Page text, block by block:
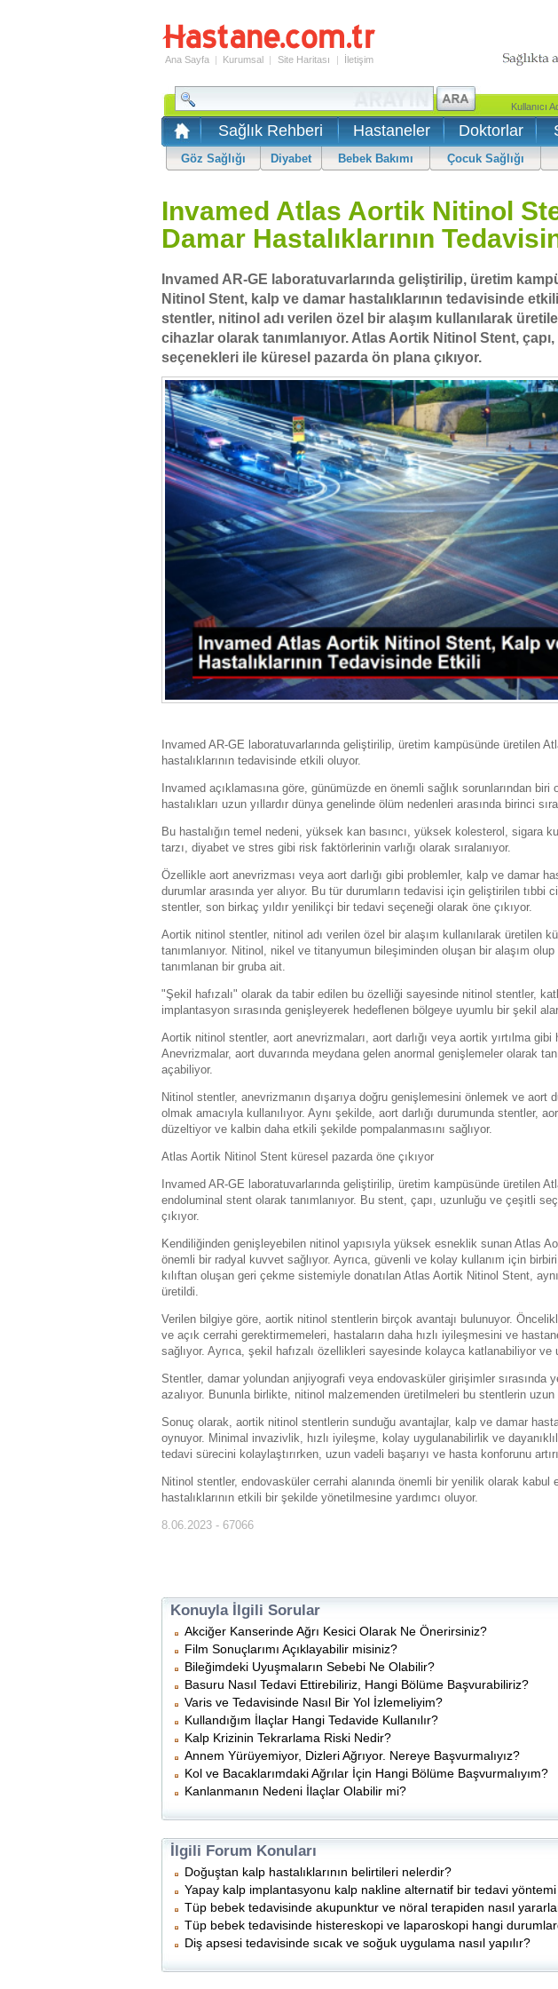
Ana Sayfa | Kurumsal | Site Haritası | İletişim
Sağlık Rehberi Hastaneler Doktorlar
Göz Sağlığı Diyabet Bebek Bakımı Çocuk Sağlığı
Invamed Atlas Aortik Nitinol
Damar Hastalıklarının
Invamed AR-GE laboratuvarlarında geliştirilip, üretim
Nitinol Stent, kalp ve damar hastalıklarının tedavisinde
stentler, nitinol adı verilen özel bir alaşım kullanılarak
cihazlar olarak tanımlanıyor. Atlas Aortik Nitinol Stent,
seçenekleri ile küresel pazarda ön plana çıkıyor.
Invamed AR-GE laboratuvarlarında geliştirilip, üretim kampüsünde üretilen
hastalıklarının tedavisinde etkili oluyor.
Invamed açıklamasına göre, günümüzde en önemli sağlık sorunlarından
hastalıkları uzun yıllardır dünya genelinde ölüm nedenleri arasında birinci
Bu hastalığın temel nedeni, yüksek kan basıncı, yüksek kolesterol, sigara
tarzı, diyabet ve stres gibi risk faktörlerinin varlığı olarak sıralanıyor.
Özellikle aort anevrizması veya aort darlığı gibi problemler, kalp ve damar
durumlar arasında yer alıyor. Bu tür durumların tedavisi için geliştirilen tıbbi
stentler, son birkaç yıldır yenilikçi bir tedavi seçeneği olarak öne çıkıyor.
Aortik nitinol stentler, nitinol adı verilen özel bir alaşım kullanılarak üretilen
tanımlanıyor. Nitinol, nikel ve titanyumun bileşiminden oluşan bir alaşım
tanımlanan bir gruba ait.
"Şekil hafızalı" olarak da tabir edilen bu özelliği sayesinde nitinol stentler,
implantasyon sırasında genişleyerek hedeflenen bölgeye uyumlu bir şekil
Aortik nitinol stentler, aort anevrizmaları, aort darlığı veya aortik yırtılma gibi
Anevrizmalar, aort duvarında meydana gelen anormal genişlemeler olarak
açabiliyor.
Nitinol stentler, anevrizmanın dışarıya doğru genişlemesini önlemek ve aort
olmak amacıyla kullanılıyor. Aynı şekilde, aort darlığı durumunda stentler,
düzeltiyor ve kalbin daha etkili şekilde pompalanmasını sağlıyor.
Atlas Aortik Nitinol Stent küresel pazarda öne çıkıyor
Invamed AR-GE laboratuvarlarında geliştirilip, üretim kampüsünde üretilen
endoluminal stent olarak tanımlanıyor. Bu stent, çapı, uzunluğu ve çeşitli
çıkıyor.
Kendiliğinden genişleyebilen nitinol yapısıyla yüksek esneklik sunan Atlas
önemli bir radyal kuvvet sağlıyor. Ayrıca, güvenli ve kolay kullanım için
kılıftan oluşan geri çekme sistemiyle donatılan Atlas Aortik Nitinol Stent,
üretildi.
Verilen bilgiye göre, aortik nitinol stentlerin birçok avantajı bulunuyor.
ve açık cerrahi gerektirmemeleri, hastaların daha hızlı iyileşmesini ve
sağlıyor. Ayrıca, şekil hafızalı özellikleri sayesinde kolayca katlanabiliyor
Stentler, damar yolundan anjiyografi veya endovasküler girişimler sırasında
azalıyor. Bununla birlikte, nitinol malzemenden üretilmeleri bu stentlerin uzun
Sonuç olarak, aortik nitinol stentlerin sunduğu avantajlar, kalp ve damar
oynuyor. Minimal invazivlik, hızlı iyileşme, kolay uygulanabilirlik ve
tedavi sürecini kolaylaştırırken, uzun vadeli başarıyı ve hasta konforunu
Nitinol stentler, endovasküler cerrahi alanında önemli bir yenilik olarak kabul
hastalıklarının etkili bir şekilde yönetilmesine yardımcı oluyor.
8.06.2023 - 67066
Konuyla İlgili Sorular
Akciğer Kanserinde Ağrı Kesici Olarak Ne Önerirsiniz?
Film Sonuçlarımı Açıklayabilir misiniz?
Bileğimdeki Uyuşmaların Sebebi Ne Olabilir?
Basuru Nasıl Tedavi Ettirebiliriz, Hangi Bölüme Başvurabiliriz?
Varis ve Tedavisinde Nasıl Bir Yol İzlemeliyim?
Kullandığım İlaçlar Hangi Tedavide Kullanılır?
Kalp Krizinin Tekrarlama Riski Nedir?
Annem Yürüyemiyor, Dizleri Ağrıyor. Nereye Başvurmalıyız?
Kol ve Bacaklarımdaki Ağrılar İçin Hangi Bölüme Başvurmalıyım?
Kanlanmanın Nedeni İlaçlar Olabilir mi?
İlgili Forum Konuları
Doğuştan kalp hastalıklarının belirtileri nelerdir?
Yapay kalp implantasyonu kalp nakline alternatif bir tedavi
Tüp bebek tedavisinde akupunktur ve nöral terapiden nasıl
Tüp bebek tedavisinde histereskopi ve laparoskopi hangi
Diş apsesi tedavisinde sıcak ve soğuk uygulama nasıl yapılır?